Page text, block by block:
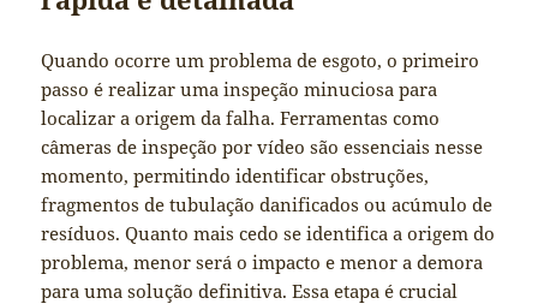
Quando ocorre um problema de esgoto, o primeiro
passo é realizar uma inspeção minuciosa para
localizar a origem da falha. Ferramentas como
câmeras de inspeção por vídeo são essenciais nesse
momento, permitindo identificar obstruções,
fragmentos de tubulação danificados ou acúmulo de
resíduos. Quanto mais cedo se identifica a origem do
problema, menor será o impacto e menor a demora
para uma solução definitiva. Essa etapa é crucial